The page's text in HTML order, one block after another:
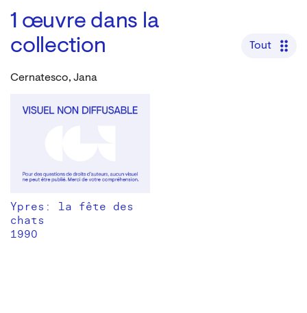
1 œuvre dans la
collection
Tout
Cernatesco, Jana
Ypres: la fête des
chats
1990